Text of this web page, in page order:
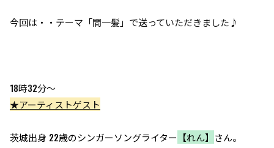
今回は・・テーマ「間一髪」で送っていただきました♪
18時32分～
★アーティストゲスト
茨城出身 22歳のシンガーソングライター 【れん】 さん。